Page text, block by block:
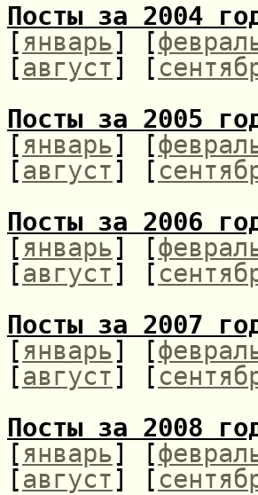
Посты за 2004
[январь] [
[август] [
Посты за 2005
[январь] [
[август] [
Посты за 2006
[январь] [
[август] [
Посты за 2007
[январь] [
[август] [
Посты за 2008
[январь] [
[август] [